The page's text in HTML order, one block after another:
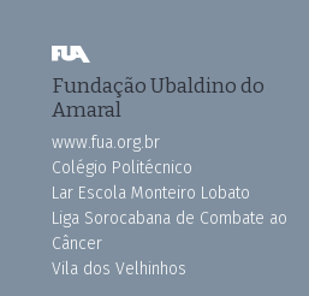
Fundação Ubaldino do
Amaral
www.fua.org.br
Colégio Politécnico
Lar Escola Monteiro Lobato
Liga Sorocabana de Combate ao
Câncer
Vila dos Velhinhos